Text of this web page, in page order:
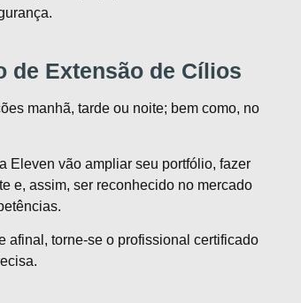
de Extensão de Cílios
manhã, tarde ou noite; bem como, no
Eleven vão ampliar seu portfólio, fazer
e, assim, ser reconhecido no mercado
afinal, torne-se o profissional certificado